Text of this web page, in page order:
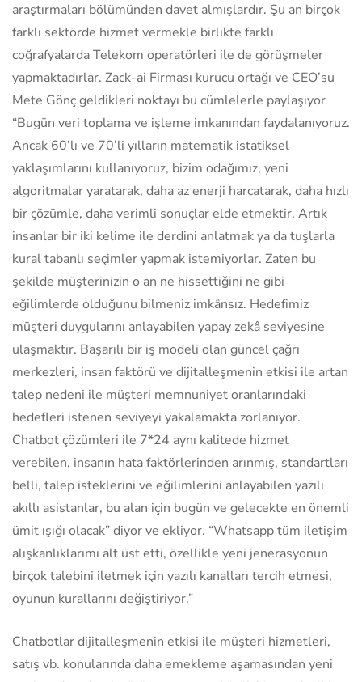
araştırmaları bölümünden davet almışlardır. Şu an birçok
farklı sektörde hizmet vermekle birlikte farklı
coğrafyalarda Telekom operatörleri ile de görüşmeler
yapmaktadırlar. Zack-ai Firması kurucu ortağı ve CEO’su
Mete Gönç geldikleri noktayı bu cümlelerle paylaşıyor
“Bugün veri toplama ve işleme imkanından faydalanıyoruz.
Ancak 60’lı ve 70’li yılların matematik istatiksel
yaklaşımlarını kullanıyoruz, bizim odağımız, yeni
algoritmalar yaratarak, daha az enerji harcatarak, daha hızlı
bir çözümle, daha verimli sonuçlar elde etmektir. Artık
insanlar bir iki kelime ile derdini anlatmak ya da tuşlarla
kural tabanlı seçimler yapmak istemiyorlar. Zaten bu
şekilde müşterinizin o an ne hissettiğini ne gibi
eğilimlerde olduğunu bilmeniz imkânsız. Hedefimiz
müşteri duygularını anlayabilen yapay zekâ seviyesine
ulaşmaktır. Başarılı bir iş modeli olan güncel çağrı
merkezleri, insan faktörü ve dijitalleşmenin etkisi ile artan
talep nedeni ile müşteri memnuniyet oranlarındaki
hedefleri istenen seviyeyi yakalamakta zorlanıyor.
Chatbot çözümleri ile 7*24 aynı kalitede hizmet
verebilen, insanın hata faktörlerinden arınmış, standartları
belli, talep isteklerini ve eğilimlerini anlayabilen yazılı
akıllı asistanlar, bu alan için bugün ve gelecekte en önemli
ümit ışığı olacak” diyor ve ekliyor. “Whatsapp tüm iletişim
alışkanlıklarımı alt üst etti, özellikle yeni jenerasyonun
birçok talebini iletmek için yazılı kanalları tercih etmesi,
oyunun kurallarını değiştiriyor.”
Chatbotlar dijitalleşmenin etkisi ile müşteri hizmetleri,
satış vb. konularında daha emekleme aşamasından yeni